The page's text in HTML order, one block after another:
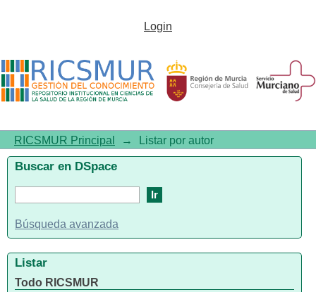
Listar por autor "Pacheco, Eva-
Login
RICSMUR Principal → Listar por autor
Buscar en DSpace
Búsqueda avanzada
Listar
Todo RICSMUR